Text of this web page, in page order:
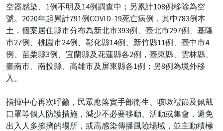
空器感染、1例不明及14例調查中；另累計108例移除為空
號。2020年起累計791例COVID-19死亡病例，其中783例本
土，個案居住縣市分布為新北市393例、臺北市297例、基隆
市27例、桃園市24例、彰化縣14例、新竹縣11例、臺中市4
例、苗栗縣3例、宜蘭縣及花蓮縣各2例，臺東縣、雲林縣、
臺南市、南投縣、高雄市及屏東縣各1例；另8例為境外移
入。
指揮中心再次呼籲，民眾應落實手部衛生、咳嗽禮節及佩戴
口罩等個人防護措施，減少不必要移動、活動或集會，避免
出入人多擁擠的場所，或高感染傳播風險場域，並主動積極